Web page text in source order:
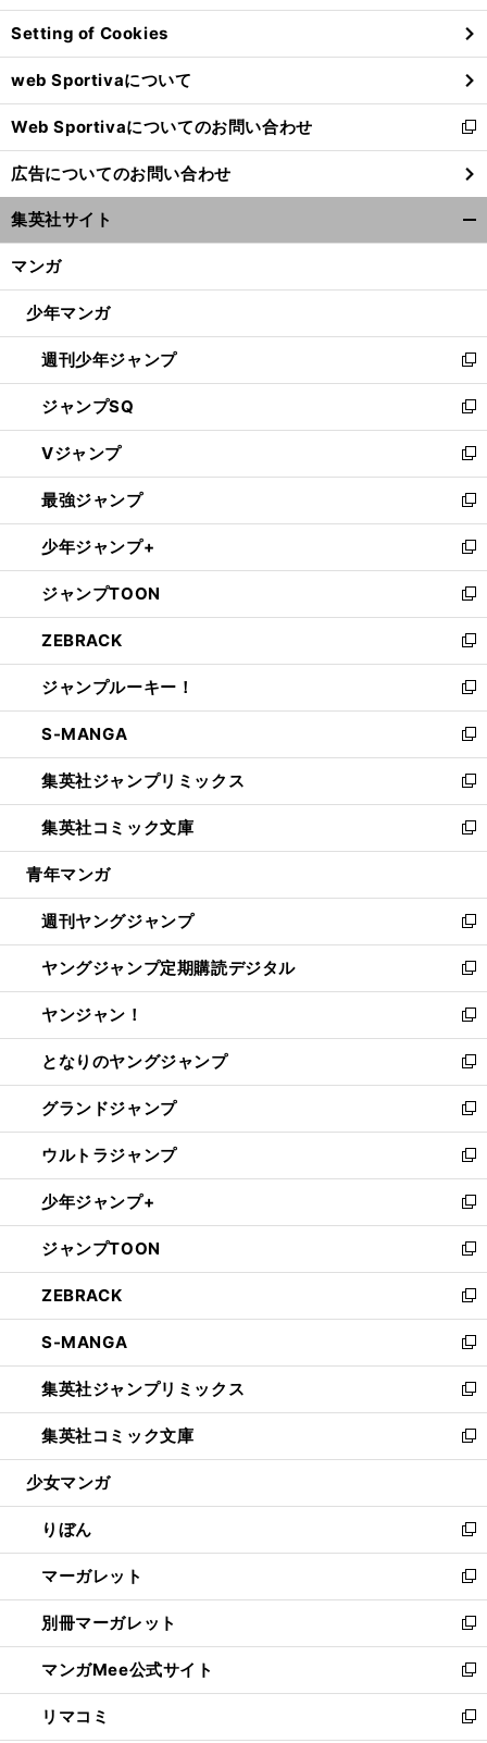
前
ン
ド
ウ
で
開
く
Setting of Cookies
web Sportivaについて
Web Sportivaについてのお問い合わせ
新
し
い
ウ
ィ
ン
ウ
開
く
広告についてのお問い合わせ
集英社サイト
マンガ
少年マンガ
週刊少年ジャンプ
新
し
い
ウ
ィ
ン
ド
ウ
で
開
く
ジャンプSQ
新
し
い
ウ
ィ
ン
ド
ウ
で
開
く
Vジャンプ
新
し
い
ウ
ィ
ン
ド
ウ
で
開
く
最強ジャンプ
新
し
い
ウ
ィ
ン
ド
ウ
で
開
く
少年ジャンプ+
新
し
い
ウ
ィ
ン
ド
ウ
で
開
く
ジャンプTOON
新
し
い
ウ
ィ
ン
ド
ウ
で
開
く
ZEBRACK
新
し
い
ウ
ィ
ン
ド
ウ
で
開
ジャンプルーキー！
新
し
い
ウ
ィ
ン
ド
ウ
開
く
S-MANGA
新
し
い
ウ
ィ
ン
ウ
で
開
く
集英社ジャンプリミックス
新
し
い
ウ
ン
ド
ウ
で
開
く
集英社コミック文庫
新
し
ウ
ィ
ン
ド
ウ
で
開
く
青年マンガ
週刊ヤングジャンプ
新
し
い
ウ
ィ
ン
ド
ウ
で
開
く
ヤングジャンプ定期購読デジタル
新
し
い
ウ
ィ
ン
ド
ウ
で
開
く
ヤンジャン！
新
し
い
ウ
ィ
ン
ド
ウ
で
開
く
となりのヤングジャンプ
新
し
い
ウ
ィ
ン
ド
ウ
で
開
く
グランドジャンプ
新
し
い
ウ
ィ
ン
ド
ウ
で
開
く
ウルトラジャンプ
新
し
い
ウ
ィ
ン
ド
ウ
で
開
く
少年ジャンプ+
新
し
い
ウ
ィ
ン
ド
ウ
で
開
く
ジャンプTOON
新
し
い
ウ
ィ
ン
ド
ウ
で
開
ZEBRACK
新
し
い
ウ
ィ
ン
ド
ウ
開
く
S-MANGA
新
し
い
ウ
ィ
ン
ウ
で
開
く
集英社ジャンプリミックス
新
し
い
ウ
ン
ド
ウ
で
開
く
集英社コミック文庫
新
し
ウ
ィ
ン
ド
ウ
で
開
く
少女マンガ
りぼん
新
し
い
ウ
ィ
ン
ド
ウ
で
マーガレット
新
し
い
ウ
ィ
ン
ド
別冊マーガレット
新
し
い
ウ
ィ
マンガMee公式サイト
新
し
い
リマコミ
新